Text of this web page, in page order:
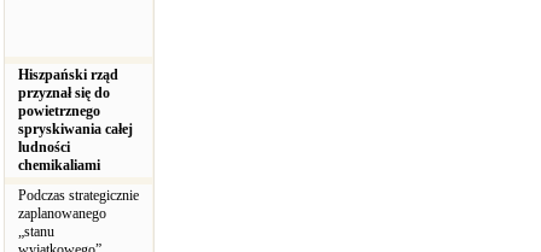
Hiszpański rząd
przyznał się do
powietrznego
spryskiwania całej
ludności
chemikaliami
Podczas strategicznie
zaplanowanego
„stanu